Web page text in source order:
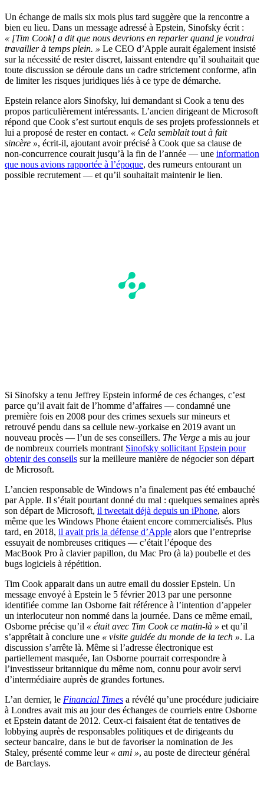
Un échange de mails six mois plus tard suggère que la rencontre a
bien eu lieu. Dans un message adressé à Epstein, Sinofsky écrit :
« [Tim Cook] a dit que nous devrions en reparler quand je voudrai
travailler à temps plein. » Le CEO d’Apple aurait également insisté
sur la nécessité de rester discret, laissant entendre qu’il souhaitait que
toute discussion se déroule dans un cadre strictement conforme, afin
de limiter les risques juridiques liés à ce type de démarche.
Epstein relance alors Sinofsky, lui demandant si Cook a tenu des
propos particulièrement intéressants. L’ancien dirigeant de Microsoft
répond que Cook s’est surtout enquis de ses projets professionnels et
lui a proposé de rester en contact. « Cela semblait tout à fait
sincère », écrit-il, ajoutant avoir précisé à Cook que sa clause de
non-concurrence courait jusqu’à la fin de l’année — une information
que nous avions rapportée à l’époque, des rumeurs entourant un
possible recrutement — et qu’il souhaitait maintenir le lien.
Si Sinofsky a tenu Jeffrey Epstein informé de ces échanges, c’est
parce qu’il avait fait de l’homme d’affaires — condamné une
première fois en 2008 pour des crimes sexuels sur mineurs et
retrouvé pendu dans sa cellule new-yorkaise en 2019 avant un
nouveau procès — l’un de ses conseillers. The Verge a mis au jour
de nombreux courriels montrant Sinofsky sollicitant Epstein pour
obtenir des conseils sur la meilleure manière de négocier son départ
de Microsoft.
L’ancien responsable de Windows n’a finalement pas été embauché
par Apple. Il s’était pourtant donné du mal : quelques semaines après
son départ de Microsoft, il tweetait déjà depuis un iPhone, alors
même que les Windows Phone étaient encore commercialisés. Plus
tard, en 2018, il avait pris la défense d’Apple alors que l’entreprise
essuyait de nombreuses critiques — c’était l’époque des
MacBook Pro à clavier papillon, du Mac Pro (à la) poubelle et des
bugs logiciels à répétition.
Tim Cook apparait dans un autre email du dossier Epstein. Un
message envoyé à Epstein le 5 février 2013 par une personne
identifiée comme Ian Osborne fait référence à l’intention d’appeler
un interlocuteur non nommé dans la journée. Dans ce même email,
Osborne précise qu’il « était avec Tim Cook ce matin-là » et qu’il
s’apprêtait à conclure une « visite guidée du monde de la tech ». La
discussion s’arrête là. Même si l’adresse électronique est
partiellement masquée, Ian Osborne pourrait correspondre à
l’investisseur britannique du même nom, connu pour avoir servi
d’intermédiaire auprès de grandes fortunes.
L’an dernier, le Financial Times a révélé qu’une procédure judiciaire
à Londres avait mis au jour des échanges de courriels entre Osborne
et Epstein datant de 2012. Ceux-ci faisaient état de tentatives de
lobbying auprès de responsables politiques et de dirigeants du
secteur bancaire, dans le but de favoriser la nomination de Jes
Staley, présenté comme leur « ami », au poste de directeur général
de Barclays.